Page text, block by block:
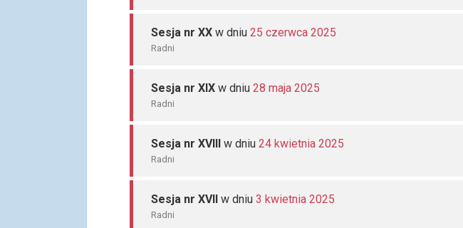
Sesja nr XX w dniu 25 czerwca 2025
Radni
Sesja nr XIX w dniu 28 maja 2025
Radni
Sesja nr XVIII w dniu 24 kwietnia 2025
Radni
Sesja nr XVII w dniu 3 kwietnia 2025
Radni